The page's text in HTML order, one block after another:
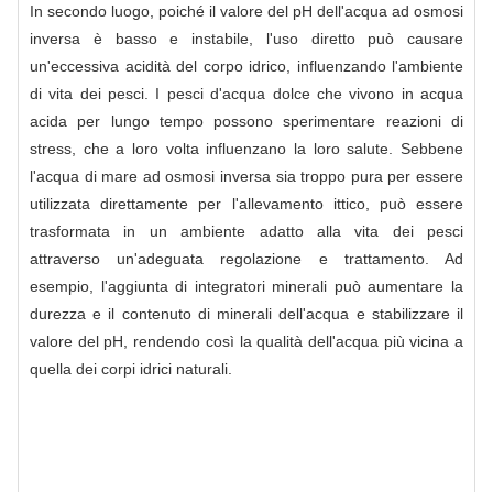
In secondo luogo, poiché il valore del pH dell'acqua ad osmosi
inversa è basso e instabile, l'uso diretto può causare
un'eccessiva acidità del corpo idrico, influenzando l'ambiente
di vita dei pesci. I pesci d'acqua dolce che vivono in acqua
acida per lungo tempo possono sperimentare reazioni di
stress, che a loro volta influenzano la loro salute. Sebbene
l'acqua di mare ad osmosi inversa sia troppo pura per essere
utilizzata direttamente per l'allevamento ittico, può essere
trasformata in un ambiente adatto alla vita dei pesci
attraverso un'adeguata regolazione e trattamento. Ad
esempio, l'aggiunta di integratori minerali può aumentare la
durezza e il contenuto di minerali dell'acqua e stabilizzare il
valore del pH, rendendo così la qualità dell'acqua più vicina a
quella dei corpi idrici naturali.